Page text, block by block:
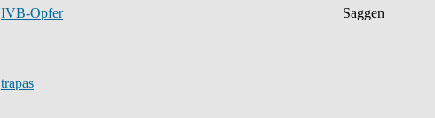
IVB-Opfer Saggen
trapas